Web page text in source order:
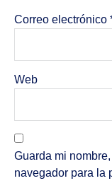
Correo electrónico
Web
Guarda mi
navegador para la